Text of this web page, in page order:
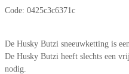
Code: 0425c3c6371c
De Husky Butzi sneeuwketting is
De Husky Butzi heeft slechts een
nodig.